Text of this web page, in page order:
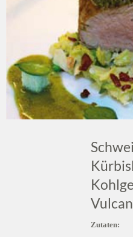
Zutaten: